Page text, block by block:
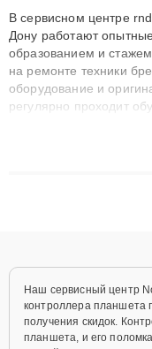
В сервисном центре
Дону работают
образованием и
на ремонте техники
оборудование и
регулярно проходит
технику с
Наш сервисный центр
контроллера планшета
получения скидок.
планшета, и его